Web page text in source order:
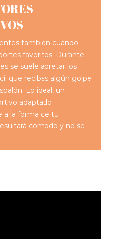
también cuando
favoritos. Durante
se suele apretar los
que recibas algún golpe
Lo ideal, un
adaptado
a la forma de tu
cómodo y no se